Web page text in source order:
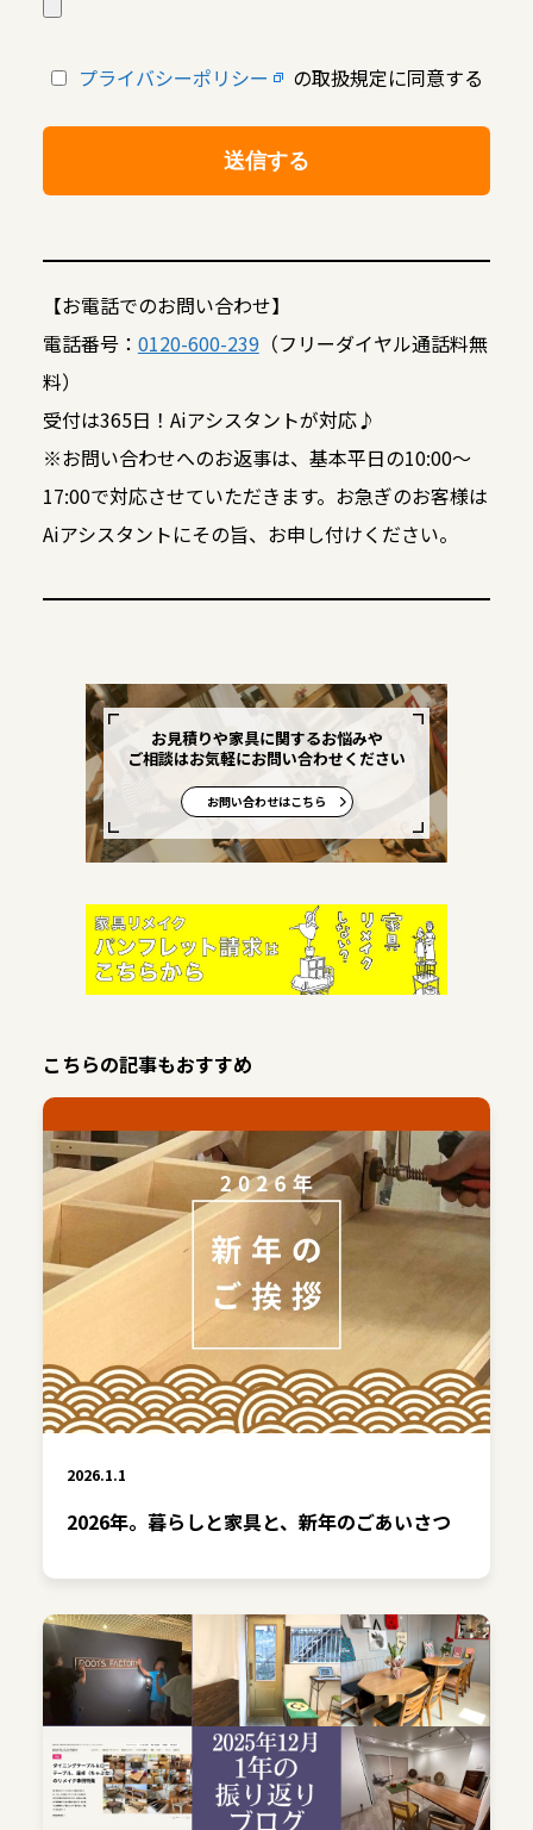
プライバシーポリシー の取扱規定に同意する
【お電話でのお問い合わせ】
電話番号： 0120-600-239（フリーダイヤル通話料無
料）
受付は365日！Aiアシスタントが対応♪
※お問い合わせへのお返事は、基本平日の10:00～
17:00で対応させていただきます。お急ぎのお客様は
Aiアシスタントにその旨、お申し付けください。
お見積りや家具に関するお悩みや
ご相談はお気軽にお問い合わせください
お問い合わせはこちら
こちらの記事もおすすめ
2026.1.1
2026年。暮らしと家具と、新年のごあいさつ